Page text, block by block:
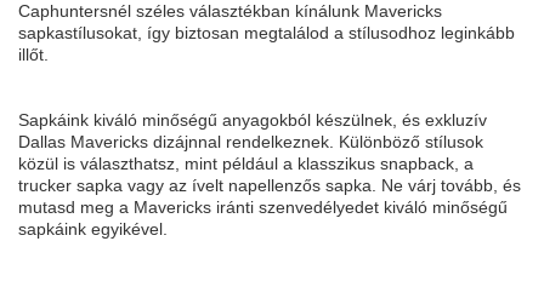
Caphuntersnél széles választékban kínálunk Mavericks
sapkastílusokat, így biztosan megtalálod a stílusodhoz leginkább
illőt.
Sapkáink kiváló minőségű anyagokból készülnek, és exkluzív
Dallas Mavericks dizájnnal rendelkeznek. Különböző stílusok
közül is választhatsz, mint például a klasszikus snapback, a
trucker sapka vagy az ívelt napellenzős sapka. Ne várj tovább, és
mutasd meg a Mavericks iránti szenvedélyedet kiváló minőségű
sapkáink egyikével.